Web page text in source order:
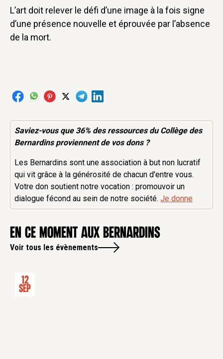
L’art doit relever le défi d’une image à la fois signe
d’une présence nouvelle et éprouvée par l’absence
de la mort.
Saviez-vous que 36% desressourcesdu Collège des
Bernardins proviennent de vos dons ?
Les Bernardins sont une association à but non lucratif
qui vit grâce à la générosité de chacun d'entre vous.
Votre don soutient notre vocation : promouvoir un
dialogue fécond au sein de notre société.Je donne
en ce moment aux Bernardins
Voir tous les évènements
12
Sep